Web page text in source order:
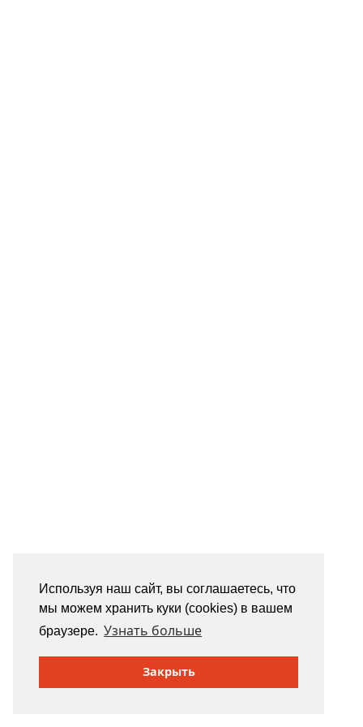
Используя наш сайт, вы соглашаетесь, что
мы можем хранить куки (cookies) в вашем
браузере. Узнать больше
Закрыть